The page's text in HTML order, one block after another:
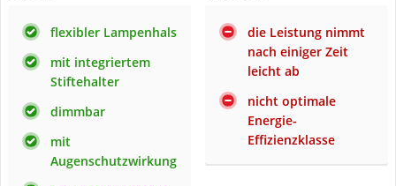
flexibler Lampenhals
mit integriertem
Stiftehalter
dimmbar
mit
Augenschutzwirkung
die Leistung nimmt
nach einiger Zeit
leicht ab
nicht optimale
Energie-
Effizienzklasse